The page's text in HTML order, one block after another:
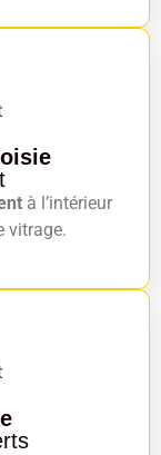
à l’intérieur
vitrage.